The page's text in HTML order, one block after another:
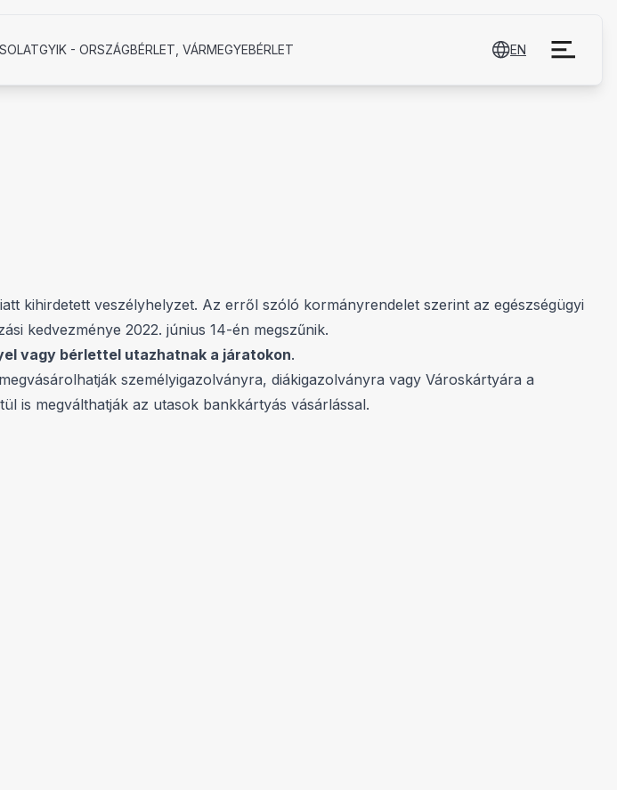
GYIK - ORSZÁGBÉRLET, VÁRMEGYE­BÉRLET EN
kihirdetett veszélyhelyzet. Az erről szóló kormányrendelet szerint az egészségügyi
kedvezménye 2022. június 14-én megszűnik.
vagy bérlettel utazhatnak a járatokon.
személyigazolványra, diákigazolványra vagy Városkártyára a
is megválthatják az utasok bankkártyás vásárlással.